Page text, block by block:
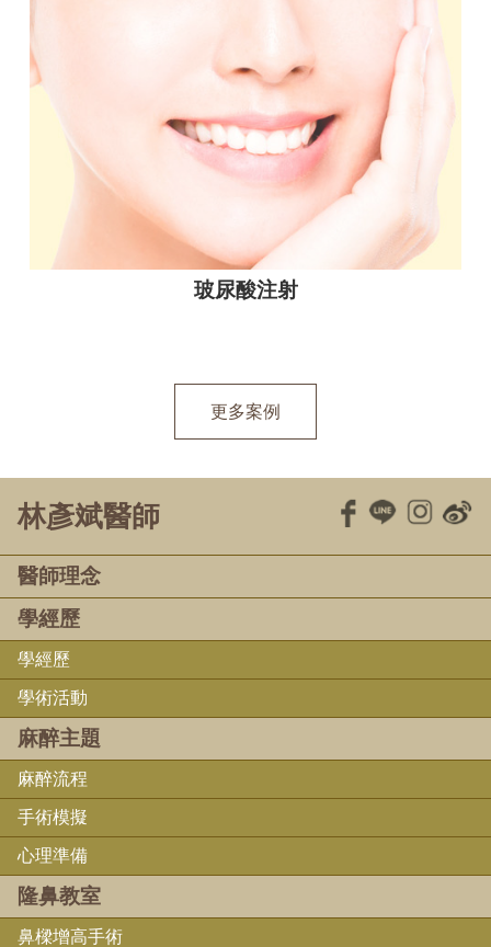
玻尿酸注射
更多案例
林彥斌醫師
醫師理念
學經歷
學經歷
學術活動
麻醉主題
麻醉流程
手術模擬
心理準備
隆鼻教室
鼻樑增高手術